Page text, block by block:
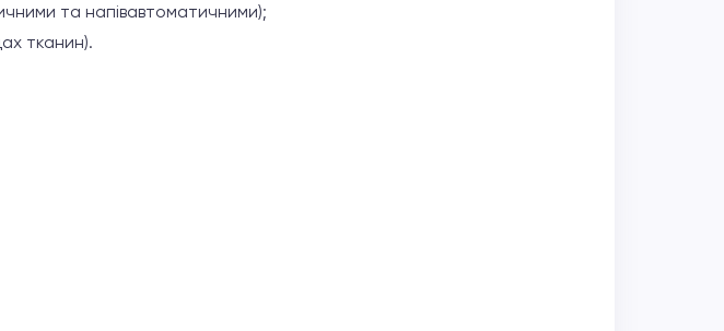
та напівавтоматичними);
тканин).